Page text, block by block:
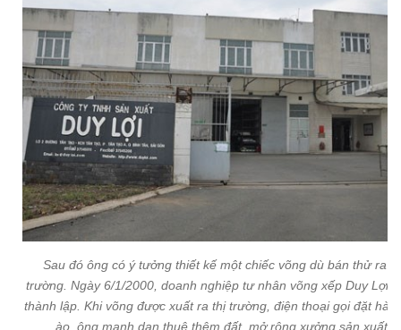
Sau đó ông có ý tưởng thiết kế một chiếc võng dù bán thử ra
trường. Ngày 6/1/2000, doanh nghiệp tư nhân võng xếp Duy Lợi
thành lập. Khi võng được xuất ra thị trường, điện thoại gọi đặt
ào, ông mạnh dạn thuê thêm đất, mở rộng xưởng sản xuất.